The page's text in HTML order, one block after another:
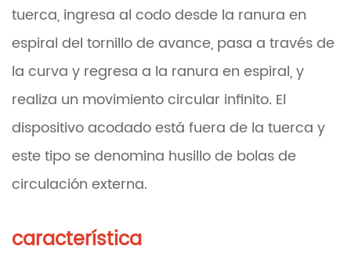
tuerca, ingresa al codo desde la ranura en
espiral del tornillo de avance, pasa a través de
la curva y regresa a la ranura en espiral, y
realiza un movimiento circular infinito. El
dispositivo acodado está fuera de la tuerca y
este tipo se denomina husillo de bolas de
circulación externa.
característica